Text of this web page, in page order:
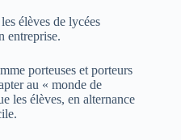
élèves de lycées
entreprise.
porteuses et porteurs
au « monde de
les élèves, en alternance